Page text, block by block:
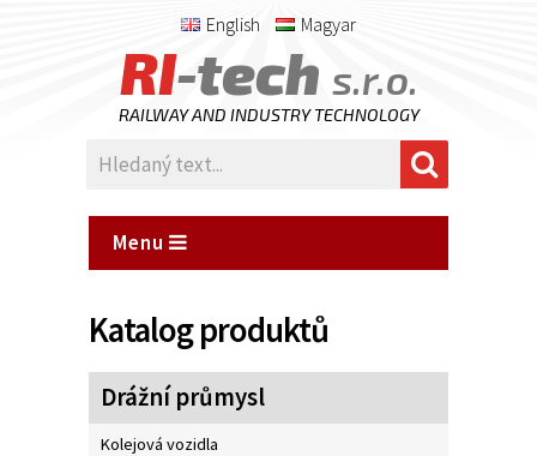
English Magyar
RI-tech s.r.o.
RAILWAY AND INDUSTRY TECHNOLOGY
Menu
Katalog produktů
Drážní průmysl
Kolejová vozidla